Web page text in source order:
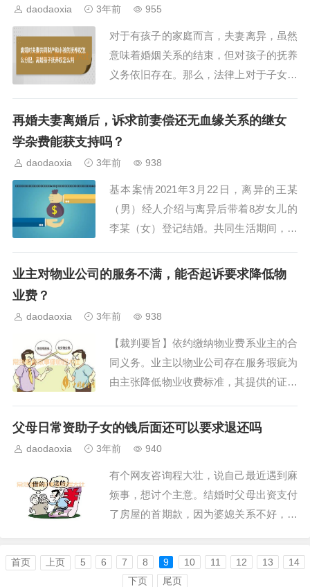
因不可抗力或有其他正当理由，否则超过
法律规定的申...
daodaoxia 3年前 955
对于有孩子的家庭而言，夫妻离异，虽然
意味着婚姻关系的结束，但对孩子的抚养
义务依旧存在。那么，法律上对于子女抚
该如何计算？让我们结合真实案例一起来
生矛盾，无法调和，最终向法院起诉离
婚。2020年3月，法院准予双方离婚，12
周岁的吴...
再婚夫妻离婚后，诉求前妻偿还无血缘关系的继女
学杂费能获支持吗？
daodaoxia 3年前 938
基本案情2021年3月22日，离异的王某
（男）经人介绍与离异后带着8岁女儿的
李某（女）登记结婚。共同生活期间，王
久，两人因孩子问题产生矛盾，双方协商
王某以夫妻感情破裂为由起诉离婚，要求
李某偿...
业主对物业公司的服务不满，能否起诉要求降低物
业费？
daodaoxia 3年前 938
【裁判要旨】依约缴纳物业费系业主的合
同义务。业主以物业公司存在服务瑕疵为
由主张降低物业收费标准，其提供的证据
中有一定瑕疵，但均属于一般性瑕疵，并
主的感受在个案中降低本小区的物业费标
准，该事项应由...
父母日常资助子女的钱后面还可以要求退还吗
daodaoxia 3年前 940
有个网友咨询程大壮，说自己最近遇到麻
烦事，想讨个主意。结婚时父母出资支付
了房屋的首期款，因为婆媳关系不好，现
们，否则法庭见。妻子的意思是把房子卖
掉，然后把首付款还给公婆，然后大家都
首页 上页 5 6 7 8 9 10 11 12 13
14
下页
尾页